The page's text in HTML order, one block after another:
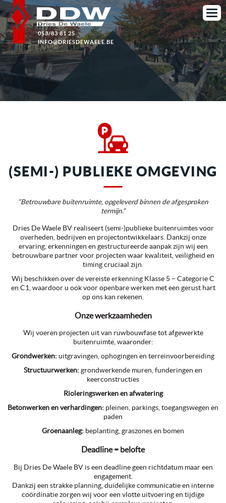
053/83 81 25
INFO@DRIESDEWAELE.BE
(SEMI-) PUBLIEKE OMGEVING
“Betrouwbare buitenruimte, opgeleverd binnen de afgesproken
termijn.”
Dries De Waele BV realiseert (semi-)publieke buitenruimtes voor
overheden, bedrijven en projectontwikkelaars. Dankzij onze
ervaring, erkenningen en gestructureerde aanpak zijn wij een
betrouwbare partner voor projecten waar kwaliteit, veiligheid en
timing cruciaal zijn.
Wij beschikken over de vereiste erkenning Klasse 5 – Categorie C
en C1, waardoor u ook voor openbare werken met een gerust hart
op ons kan rekenen.
Onze werkzaamheden
Wij voeren projecten uit van ruwbouwfase tot afgewerkte
buitenruimte, waaronder:
Grondwerken: uitgravingen, ophogingen en terreinvoorbereiding
Structuurwerken: grondwerkende muren, funderingen en
keerconstructies
Rioleringswerken en afwatering
Betonwerken en verhardingen: pleinen, parkings, toegangswegen en
paden
Groenaanleg: beplanting, graszones en bomen
Deadline = belofte
Bij Dries De Waele BV is een deadline geen richtdatum maar een
engagement.
Dankzij een strakke planning, duidelijke communicatie en interne
coördinatie zorgen wij voor een vlotte uitvoering en tijdige